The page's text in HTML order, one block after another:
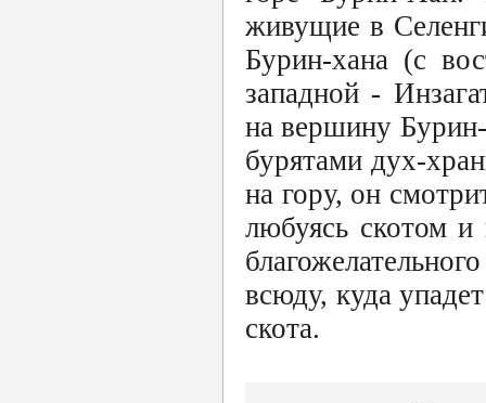
живущие в
Бурин-хана (с
западной -
на вершину
бурятами дух-
на гору, он
любуясь скотом
всюду, куда
скота.